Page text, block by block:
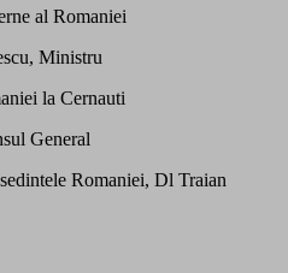
al Romaniei
Ministru
la Cernauti
General
Romaniei, Dl Traian